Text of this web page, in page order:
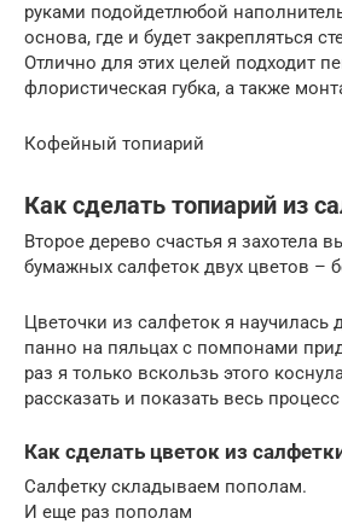
руками подойдетлюбой
основа, где и будет закрепляться
Отлично для этих целей подходит
флористическая губка, а также
Кофейный топиарий
Как сделать топиарий из
Второе дерево счастья я захотела
бумажных салфеток двух цветов –
Цветочки из салфеток я научилась
панно на пяльцах с помпонами
раз я только вскользь этого
рассказать и показать весь
Как сделать цветок из
Салфетку складываем пополам.
И еще раз пополам